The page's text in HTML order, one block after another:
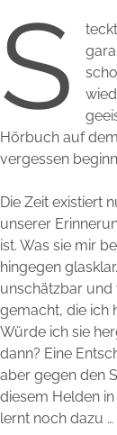
S
Hörbuch auf
vergessen
Die Zeit existiert
unserer
ist. Was sie mir
hingegen
unschätzbar und
gemacht, die ich
Würde ich sie
dann? Eine
aber gegen den
diesem Helden
lernt noch dazu …